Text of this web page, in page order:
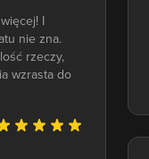
I
nie zna.
rzeczy,
wzrasta do